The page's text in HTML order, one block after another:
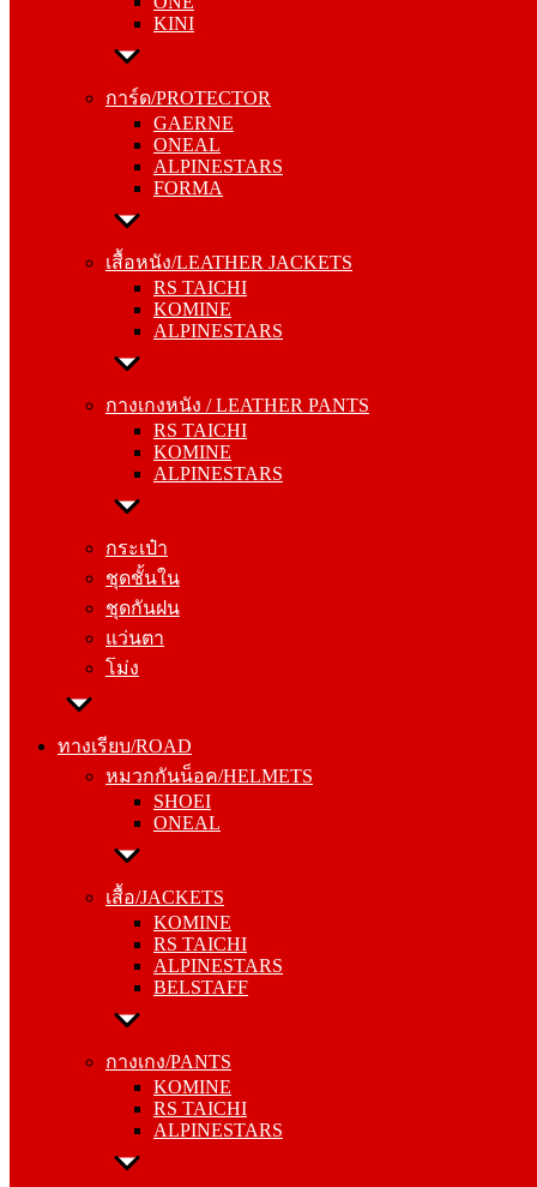
KINI
การ์ด/PROTECTOR
GAERNE
ONEAL
ALPINESTARS
FORMA
เสื้อหนัง/LEATHER JACKETS
RS TAICHI
KOMINE
ALPINESTARS
กางเกงหนัง / LEATHER PANTS
RS TAICHI
KOMINE
ALPINESTARS
กระเป๋า
ชุดชั้นใน
ชุดกันฝน
แว่นตา
โม่ง
ทางเรียบ/ROAD
หมวกกันน็อค/HELMETS
SHOEI
ONEAL
เสื้อ/JACKETS
KOMINE
RS TAICHI
ALPINESTARS
BELSTAFF
กางเกง/PANTS
KOMINE
RS TAICHI
ALPINESTARS
การ์ด/PROTECTOR
ONEAL
ALPINESTARS
FORMA
เสื้อหนัง/LEATHER JACKETS
KOMINE
ALPINESTARS
กางเกงหนัง / LEATHER PANTS
KOMINE
ALPINESTARS
กระเป๋า
ชุดชั้นใน
ชุดกันฝน
แว่นตา
โม่ง
ทางเรียบ/ROAD
หมวกกันน็อค/HELMETS
SHOEI
ONEAL
เสื้อ/JACKETS
RS TAICHI
ALPINESTARS
BELSTAFF
กางเกง/PANTS
RS TAICHI
ALPINESTARS
ถุงมือ/GLOVES